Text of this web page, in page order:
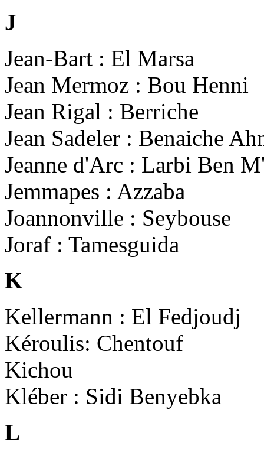
J
Jean-Bart : El Marsa
Jean Mermoz : Bou Henni
Jean Rigal : Berriche
Jean Sadeler : Benaiche
Jeanne d'Arc : Larbi Ben
Jemmapes : Azzaba
Joannonville : Seybouse
Joraf : Tamesguida
K
Kellermann : El Fedjoudj
Kéroulis: Chentouf
Kichou
Kléber : Sidi Benyebka
L